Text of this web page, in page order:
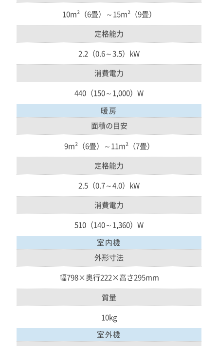
10m²（6畳）～15m²（9畳）
定格能力
2.2（0.6～3.5）kW
消費電力
440（150～1,000）W
暖房
面積の目安
9m²（6畳）～11m²（7畳）
定格能力
2.5（0.7～4.0）kW
消費電力
510（140～1,360）W
室内機
外形寸法
幅798×奥行222×高さ295mm
質量
10kg
室外機